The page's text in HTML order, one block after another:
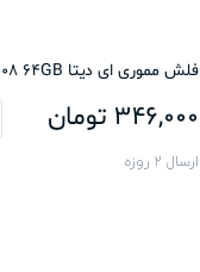
فلش مموری ای دیتا C008 64GB
346,000 تومان
ارسال 2 روزه